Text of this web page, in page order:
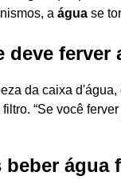
a água se
deve ferver
da caixa
“Se você
beber água